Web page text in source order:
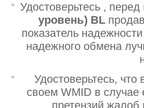
Удостоверьтесь ,
уровень) BL
показатель
надежного обмена
Удостоверьтесь,
своем WMID в случае
претензий жалоб